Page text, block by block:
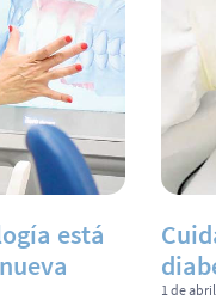
está
1 de